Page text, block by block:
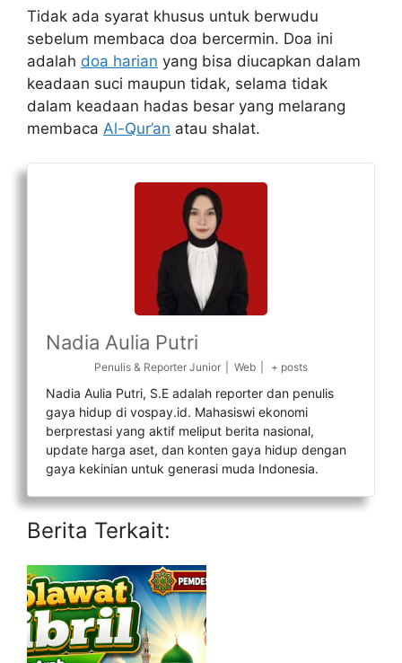
Tidak ada syarat khusus untuk berwudu
sebelum membaca doa bercermin. Doa ini
adalah doa harian yang bisa diucapkan dalam
keadaan suci maupun tidak, selama tidak
dalam keadaan hadas besar yang melarang
membaca Al-Qur’an atau shalat.
Nadia Aulia Putri
Penulis & Reporter Junior Web + posts
Nadia Aulia Putri, S.E adalah reporter dan penulis
gaya hidup di vospay.id. Mahasiswi ekonomi
berprestasi yang aktif meliput berita nasional,
update harga aset, dan konten gaya hidup dengan
gaya kekinian untuk generasi muda Indonesia.
Berita Terkait: